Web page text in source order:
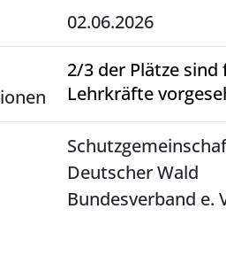
02.06.2026
2/3 der Plätze sind
Lehrkräfte
Deutscher Wald
Bundesverband e.